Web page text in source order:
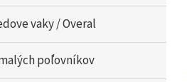
vaky / Overal
poľovníkov